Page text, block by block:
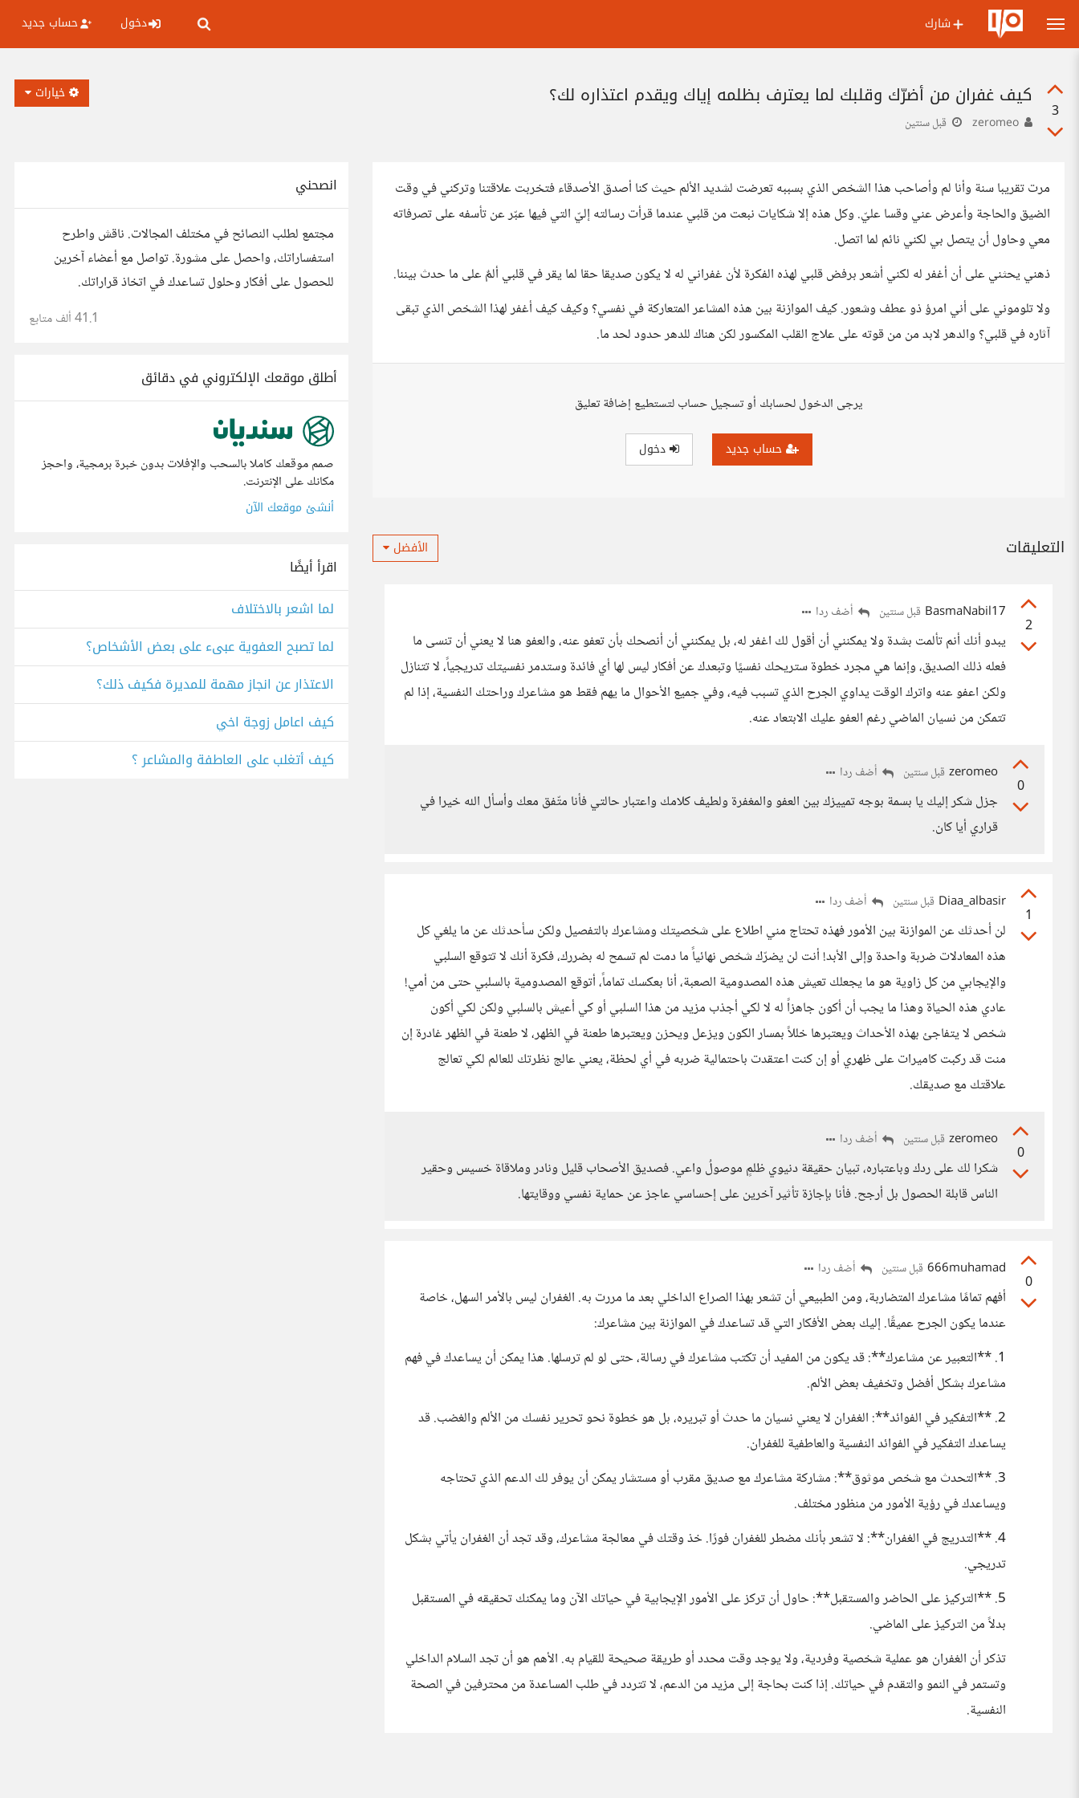
شارك دخول حساب جديد
3
كيف غفران من أضرّك وقلبك لما يعترف بظلمه إياك ويقدم اعتذاره لك؟
قبل سنتين
خيارات
‏مرت تقريبا سنة وأنا لم وأصاحب هذا الشخص الذي بسببه تعرضت لشديد الألم حيث كنا أصدق الأصدقاء فتخربت علاقتنا ‏وتركني في وقت
الضيق والحاجة ‏وأعرض عني ‏وقسا عليّ. ‏وكل هذه إلا شكايات ‏نبعت من قلبي عندما قرأت رسالته إليّ التي فيها عبّر عن تأسفه على تصرفاته
معي وحاول أن يتصل بي لكني نائم لما اتصل.
‏ذهني يحثني على أن أغفر له لكني أشعر برفض قلبي لهذه الفكرة لأن غفراني له لا يكون صديقا حقا لما يقر في قلبي ألمٌ على ما حدث بيننا.
ولا تلوموني ‏على أني امرؤ ذو عطف وشعور. ‏كيف الموازنة بين هذه المشاعر ‏المتعاركة في نفسي؟ ‏وكيف ‏كيف أغفر لهذا الشخص الذي ‏تبقى
آثاره في قلبي؟ ‏والدهر لابد من ‏من قوته على علاج القلب المكسور لكن هناك للدهر حدود لحد ما.
يرجى الدخول لحسابك أو تسجيل حساب لتستطيع إضافة تعليق
حساب جديد دخول
التعليقات الأفضل
2
BasmaNabil17 قبل سنتين أضف ردا
يبدو أنك أنم تألمت بشدة ولا يمكنني أن أقول لك اغفر له، بل يمكنني أن أنصحك بأن تعفو عنه، والعفو هنا لا يعني أن تنسى ما
فعله ذلك الصديق، وإنما هي مجرد خطوة ستريحك نفسيًا وتبعدك عن أفكار ليس لها أي فائدة وستدمر نفسيتك تدريجياً، لا تتنازل
ولكن اعفو عنه واترك الوقت يداوي الجرح الذي تسبب فيه، وفي جميع الأحوال ما يهم فقط هو مشاعرك وراحتك النفسية، إذا لم
تتمكن من نسيان الماضي رغم العفو عليك الابتعاد عنه.
0
zeromeo قبل سنتين أضف ردا
جزل شكر إليك يا بسمة بوجه تمييزك بين العفو والمغفرة ولطيف كلامك واعتبار حالتي فأنا متّفق معك وأسأل الله خيرا في
قراري أيا كان.
1
Diaa_albasir قبل سنتين أضف ردا
لن أحدثك عن الموازنة بين الأمور فهذه تحتاج مني اطلاع على شخصيتك ومشاعرك بالتفصيل ولكن سأحدثك عن ما يلغي كل
هذه المعادلات ضربة واحدة وإلى الأبد! أنت لن يضرّك شخص نهائياً ما دمت لم تسمح له بضررك، فكرة أنك لا تتوقع السلبي
والإيجابي من كل زاوية هو ما يجعلك تعيش هذه المصدومية الصعبة، أنا بعكسك تماماً، أتوقع المصدومية بالسلبي حتى من أمي!
عادي هذه الحياة وهذا ما يجب أن أكون جاهزاً له لا لكي أجذب مزيد من هذا السلبي أو كي أعيش بالسلبي ولكن لكي أكون
شخص لا يتفاجئ بهذه الأحداث ويعتبرها خللاً بمسار الكون ويزعل ويحزن ويعتبرها طعنة في الظهر، لا طعنة في الظهر غادرة إن
منت قد ركبت كاميرات على ظهري أو إن كنت اعتقدت باحتمالية ضربه في أي لحظة، يعني عالج نظرتك للعالم لكي تعالج
علاقتك مع صديقك.
0
zeromeo قبل سنتين أضف ردا
شكرا لك على ردك وباعتباره، تبيان حقيقة دنيوي ظلمٍ موصولُ واعي. فصديق الأصحاب قليل ونادر وملاقاة خسيس وحقير
الناس قابلة الحصول بل أرجح. فأنا بإجازة تأثير آخرين على إحساسي عاجز عن حماية نفسي ووقايتها.
0
666muhamad قبل سنتين أضف ردا
أفهم تمامًا مشاعرك المتضاربة، ومن الطبيعي أن تشعر بهذا الصراع الداخلي بعد ما مررت به. الغفران ليس بالأمر السهل، خاصة
عندما يكون الجرح عميقًا. إليك بعض الأفكار التي قد تساعدك في الموازنة بين مشاعرك:
1. **التعبير عن مشاعرك**: قد يكون من المفيد أن تكتب مشاعرك في رسالة، حتى لو لم ترسلها. هذا يمكن أن يساعدك في فهم
مشاعرك بشكل أفضل وتخفيف بعض الألم.
2. **التفكير في الفوائد**: الغفران لا يعني نسيان ما حدث أو تبريره، بل هو خطوة نحو تحرير نفسك من الألم والغضب. قد
يساعدك التفكير في الفوائد النفسية والعاطفية للغفران.
3. **التحدث مع شخص موثوق**: مشاركة مشاعرك مع صديق مقرب أو مستشار يمكن أن يوفر لك الدعم الذي تحتاجه
ويساعدك في رؤية الأمور من منظور مختلف.
4. **التدريج في الغفران**: لا تشعر بأنك مضطر للغفران فورًا. خذ وقتك في معالجة مشاعرك، وقد تجد أن الغفران يأتي بشكل
تدريجي.
5. **التركيز على الحاضر والمستقبل**: حاول أن تركز على الأمور الإيجابية في حياتك الآن وما يمكنك تحقيقه في المستقبل
بدلاً من التركيز على الماضي.
تذكر أن الغفران هو عملية شخصية وفردية، ولا يوجد وقت محدد أو طريقة صحيحة للقيام به. الأهم هو أن تجد السلام الداخلي
وتستمر في النمو والتقدم في حياتك. إذا كنت بحاجة إلى مزيد من الدعم، لا تتردد في طلب المساعدة من محترفين في الصحة
النفسية.
انصحني
مجتمع لطلب النصائح في مختلف المجالات. ناقش واطرح
استفساراتك، واحصل على مشورة. تواصل مع أعضاء آخرين
للحصول على أفكار وحلول تساعدك في اتخاذ قراراتك.
41.1 ألف متابع
أطلق موقعك الإلكتروني في دقائق
صمم موقعك كاملا بالسحب والإفلات بدون خبرة برمجية، واحجز
مكانك على الإنترنت.
أنشئ موقعك الآن
اقرأ أيضًا
لما اشعر بالاختلاف
لما تصبح العفوية عبىء على بعض الأشخاص؟
الاعتذار عن انجاز مهمة للمديرة فكيف ذلك؟
كيف اعامل زوجة اخي
كيف أتغلب على العاطفة والمشاعر ؟